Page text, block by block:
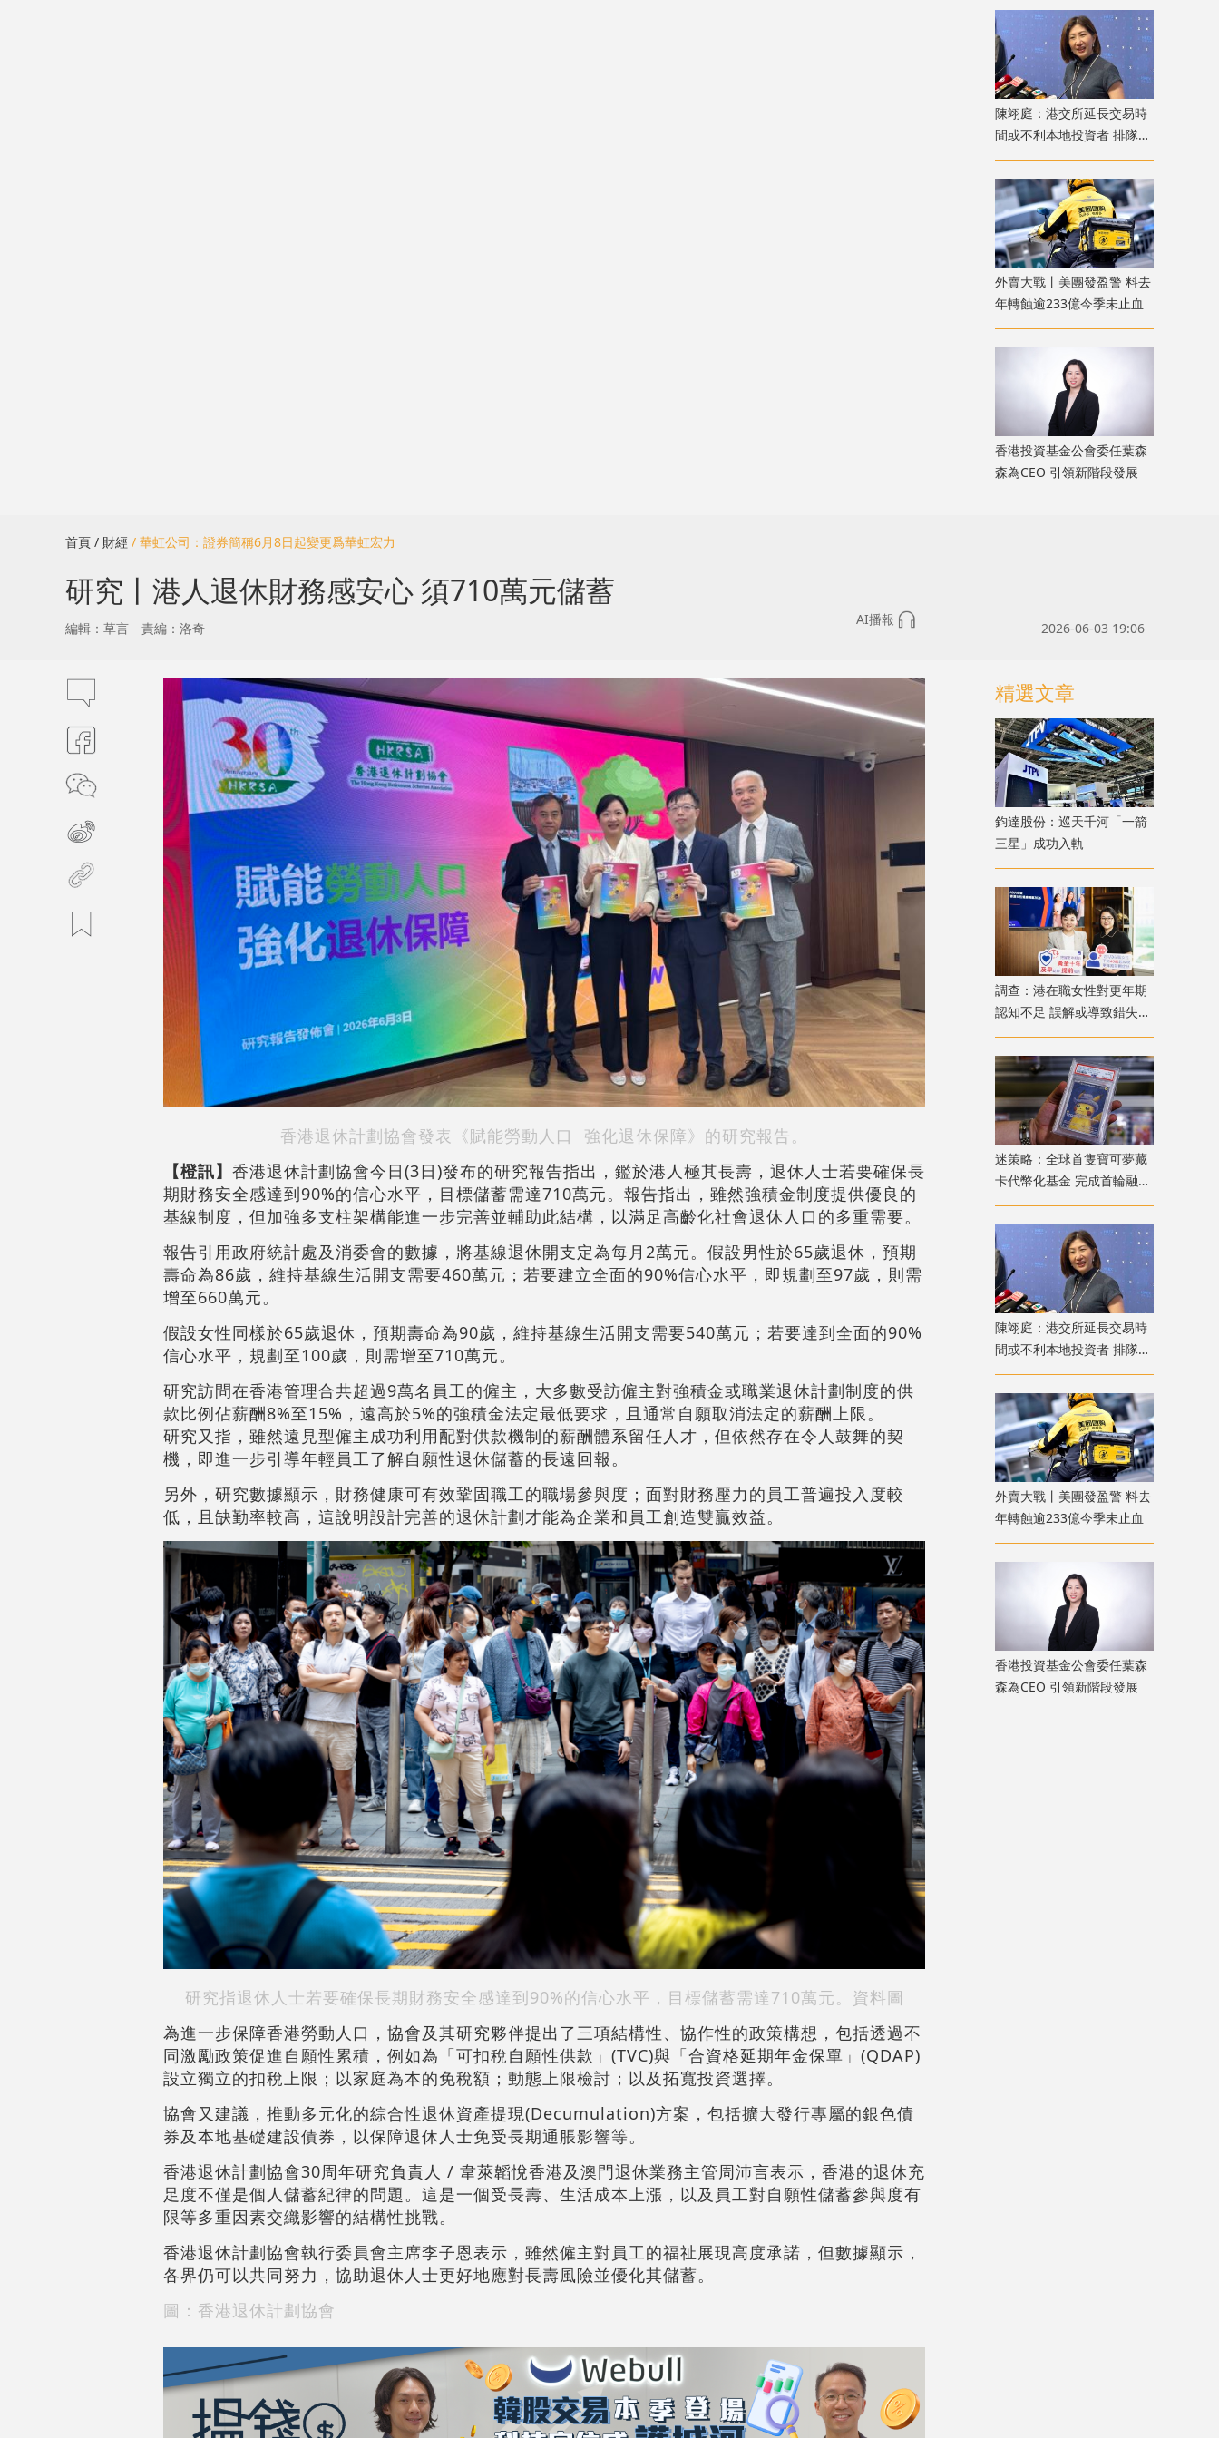
陳翊庭：港交所延長交易時
間或不利本地投資者 排隊上
市公司數量創新高
外賣大戰丨美團發盈警 料去
年轉蝕逾233億今季未止血
香港投資基金公會委任葉森
森為CEO 引領新階段發展
首頁 / 財經 / 華虹公司：證券簡稱6月8日起變更爲華虹宏力
研究丨港人退休財務感安心 須710萬元儲蓄
AI播報
編輯：草言 責編：洛奇 2026-06-03 19:06
香港退休計劃協會發表《賦能勞動人口 強化退休保障》的研究報告。
【橙訊】 香港退休計劃協會今日(3日)發布的研究報告指出，鑑於港人極其長壽，退休人士若要確保長
期財務安全感達到90%的信心水平，目標儲蓄需達710萬元。報告指出，雖然強積金制度提供優良的
基線制度，但加強多支柱架構能進一步完善並輔助此結構，以滿足高齡化社會退休人口的多重需要。
報告引用政府統計處及消委會的數據，將基線退休開支定為每月2萬元。假設男性於65歲退休，預期
壽命為86歲，維持基線生活開支需要460萬元；若要建立全面的90%信心水平，即規劃至97歲，則需
增至660萬元。
假設女性同樣於65歲退休，預期壽命為90歲，維持基線生活開支需要540萬元；若要達到全面的90%
信心水平，規劃至100歲，則需增至710萬元。
研究訪問在香港管理合共超過9萬名員工的僱主，大多數受訪僱主對強積金或職業退休計劃制度的供
款比例佔薪酬8%至15%，遠高於5%的強積金法定最低要求，且通常自願取消法定的薪酬上限。
研究又指，雖然遠見型僱主成功利用配對供款機制的薪酬體系留任人才，但依然存在令人鼓舞的契
機，即進一步引導年輕員工了解自願性退休儲蓄的長遠回報。
另外，研究數據顯示，財務健康可有效鞏固職工的職場參與度；面對財務壓力的員工普遍投入度較
低，且缺勤率較高，這說明設計完善的退休計劃才能為企業和員工創造雙贏效益。
研究指退休人士若要確保長期財務安全感達到90%的信心水平，目標儲蓄需達710萬元。資料圖
為進一步保障香港勞動人口，協會及其研究夥伴提出了三項結構性、協作性的政策構想，包括透過不
同激勵政策促進自願性累積，例如為「可扣稅自願性供款」(TVC)與「合資格延期年金保單」(QDAP)
設立獨立的扣稅上限；以家庭為本的免稅額；動態上限檢討；以及拓寬投資選擇。
協會又建議，推動多元化的綜合性退休資產提現(Decumulation)方案，包括擴大發行專屬的銀色債
券及本地基礎建設債券，以保障退休人士免受長期通脹影響等。
香港退休計劃協會30周年研究負責人 / 韋萊韜悅香港及澳門退休業務主管周沛言表示，香港的退休充
足度不僅是個人儲蓄紀律的問題。這是一個受長壽、生活成本上漲，以及員工對自願性儲蓄參與度有
限等多重因素交織影響的結構性挑戰。
香港退休計劃協會執行委員會主席李子恩表示，雖然僱主對員工的福祉展現高度承諾，但數據顯示，
各界仍可以共同努力，協助退休人士更好地應對長壽風險並優化其儲蓄。
圖：香港退休計劃協會
精選文章
鈞達股份：巡天千河「一箭
三星」成功入軌
調查：港在職女性對更年期
認知不足 誤解或導致錯失
「黃金預防期」
迷策略：全球首隻寶可夢藏
卡代幣化基金 完成首輪融資
兼獲超購
陳翊庭：港交所延長交易時
間或不利本地投資者 排隊上
市公司數量創新高
外賣大戰丨美團發盈警 料去
年轉蝕逾233億今季未止血
香港投資基金公會委任葉森
森為CEO 引領新階段發展